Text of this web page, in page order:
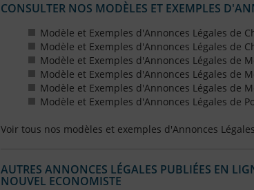
CONSULTER NOS MODÈLES ET EXEMPLES
Modèle et Exemples d'Annonces Légales de
Modèle et Exemples d'Annonces Légales de
Modèle et Exemples d'Annonces Légales de
Modèle et Exemples d'Annonces Légales de
Modèle et Exemples d'Annonces Légales de
Modèle et Exemples d'Annonces Légales de
Voir tous nos modèles et exemples d'Annonces
AUTRES ANNONCES LÉGALES PUBLIÉES EN
NOUVEL ECONOMISTE